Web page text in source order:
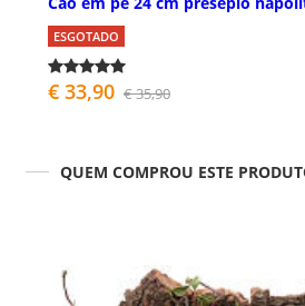
ESGOTADO
€ 33,90 € 35,90
QUEM COMPROU ESTE